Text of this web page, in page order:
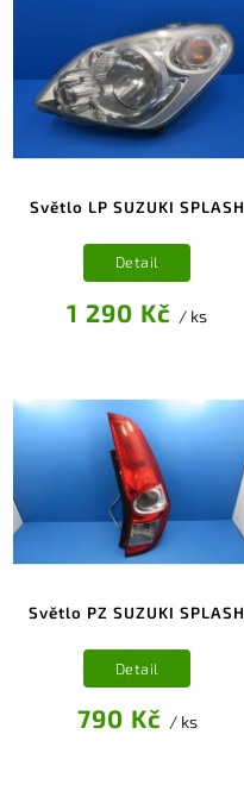
Světlo LP SUZUKI SPLASH
1 290 Kč / ks
Detail
Světlo PZ SUZUKI SPLASH
790 Kč / ks
Detail